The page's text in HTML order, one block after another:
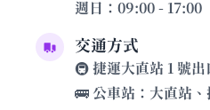
週日：09:00 - 17:00
交通方式
🚇 捷運大直站 1 號
🚌 公車站：大直站、